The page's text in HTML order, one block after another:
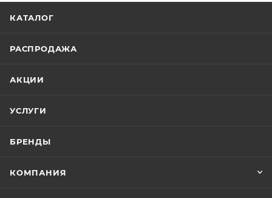
КАТАЛОГ
РАСПРОДАЖА
АКЦИИ
УСЛУГИ
БРЕНДЫ
КОМПАНИЯ